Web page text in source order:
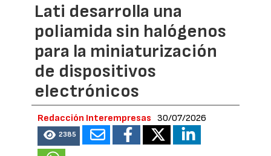
Lati desarrolla una
poliamida sin halógenos
para la miniaturización
de dispositivos
electrónicos
Redacción Interempresas 30/07/2026
2385